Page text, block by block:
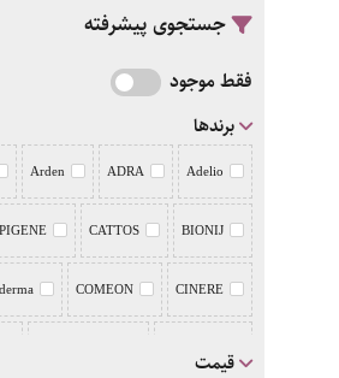
جستجوی پیشرفته
فقط موجود
برندها
Adelio
ADRA
Arden
BIONIJ
CATTOS
CINERE
COMEON
قیمت